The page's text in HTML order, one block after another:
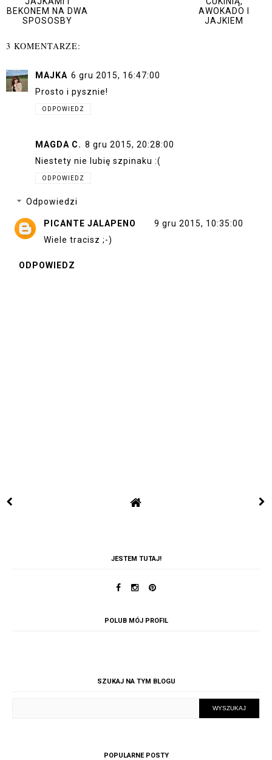
BEKONEM NA DWA
SPOSOSBY
AWOKADO I
JAJKIEM
3 KOMENTARZE:
MAJKA 6 gru 2015, 16:47:00
Prosto i pysznie!
ODPOWIEDZ
MAGDA C. 8 gru 2015, 20:28:00
Niestety nie lubię szpinaku :(
ODPOWIEDZ
Odpowiedzi
PICANTE JALAPENO
9 gru 2015, 10:35:00
Wiele tracisz ;-)
ODPOWIEDZ
JESTEM TUTAJ!
POLUB MÓJ PROFIL
SZUKAJ NA TYM BLOGU
POPULARNE POSTY